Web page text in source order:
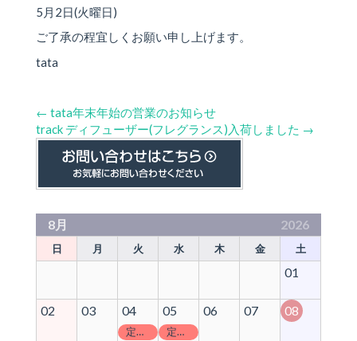
5月2日(火曜日)
ご了承の程宜しくお願い申し上げます。
tata
← tata年末年始の営業のお知らせ
track ディフューザー(フレグランス)入荷しました →
8月 2026
日 月 火 水 木 金 土
01
02 03 04
定休日
05
定休日
06 07 08